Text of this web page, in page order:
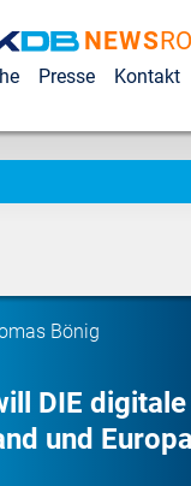
Anstalt
NEWS
Presse Kontakt
Bönig
DIE
und